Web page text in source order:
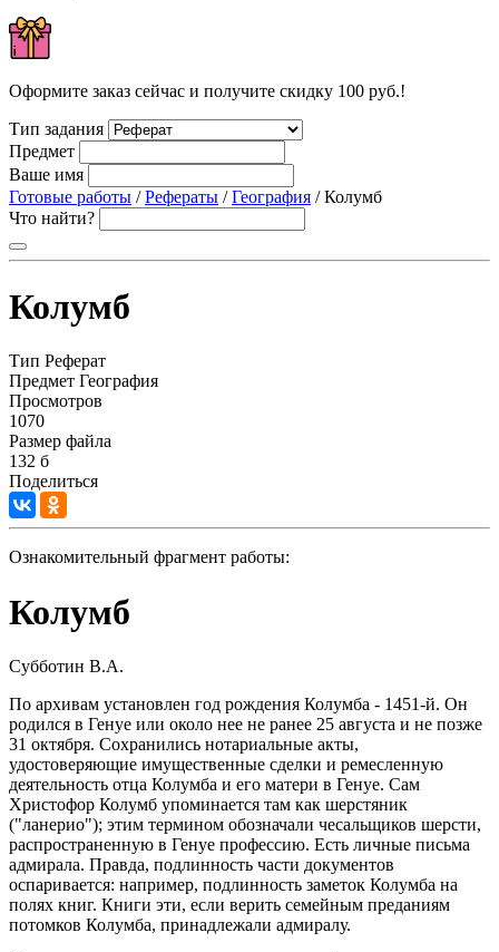
Оформите заказ сейчас и получите скидку 100 руб.!
Тип задания
Предмет
Ваше имя
Готовые работы /Рефераты /География / Колумб
Что найти?
Колумб
Тип Реферат
Предмет География
Просмотров
1070
Размер файла
132 б
Поделиться
Ознакомительный фрагмент работы:
Колумб
Субботин В.А.
По архивам установлен год рождения Колумба - 1451-й. Он
родился в Генуе или около нее не ранее 25 августа и не позже
31 октября. Сохранились нотариальные акты,
удостоверяющие имущественные сделки и ремесленную
деятельность отца Колумба и его матери в Генуе. Сам
Христофор Колумб упоминается там как шерстяник
("ланерио"); этим термином обозначали чесальщиков шерсти,
распространенную в Генуе профессию. Есть личные письма
адмирала. Правда, подлинность части документов
оспаривается: например, подлинность заметок Колумба на
полях книг. Книги эти, если верить семейным преданиям
потомков Колумба, принадлежали адмиралу.